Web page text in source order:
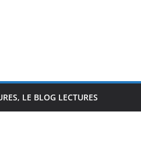
LE BLOG LECTURES